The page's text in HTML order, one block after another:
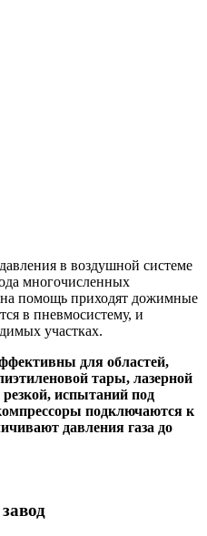
в воздушной системе
многочисленных
помощь приходят дожимные
в пневмосистему, и
участках.
для областей,
тары, лазерной
испытаний под
подключаются к
давления газа до